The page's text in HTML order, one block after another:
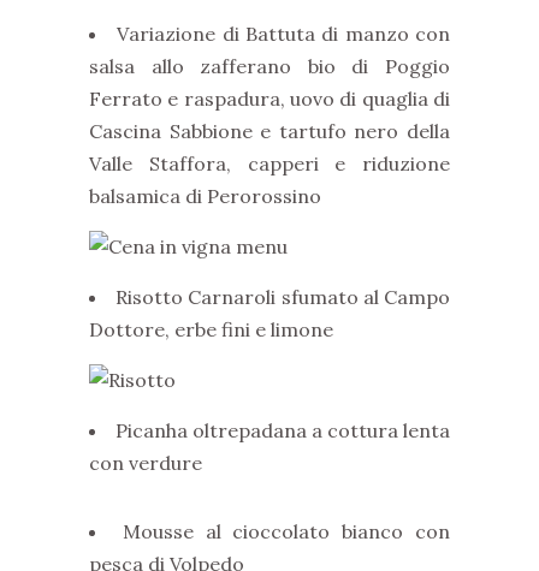
Variazione di Battuta di manzo con
salsa allo zafferano bio di Poggio
Ferrato e raspadura, uovo di quaglia di
Cascina Sabbione e tartufo nero della
Valle Staffora, capperi e riduzione
balsamica di Perorossino
Risotto Carnaroli sfumato al Campo
Dottore, erbe fini e limone
Picanha oltrepadana a cottura lenta
con verdure
Mousse al cioccolato bianco con
pesca di Volpedo